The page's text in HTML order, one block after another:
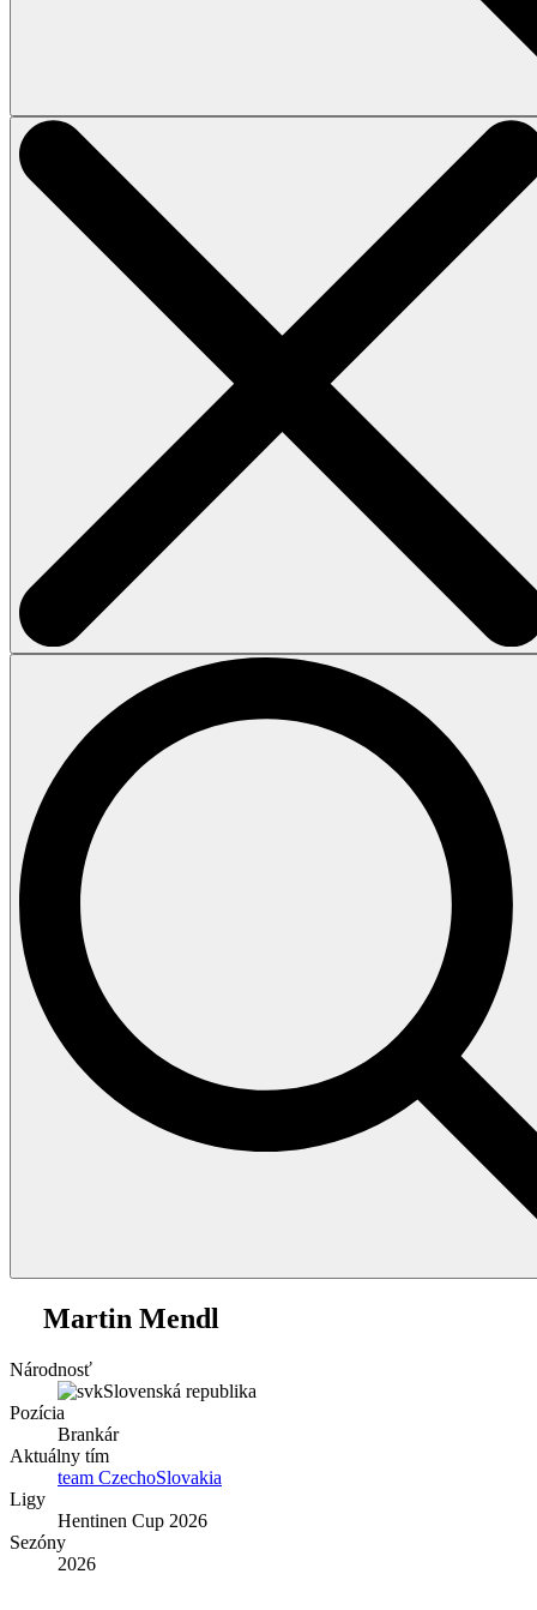
Martin Mendl
Národnosť
Slovenská republika
Pozícia
Brankár
Aktuálny tím
team CzechoSlovakia
Ligy
Hentinen Cup 2026
Sezóny
2026